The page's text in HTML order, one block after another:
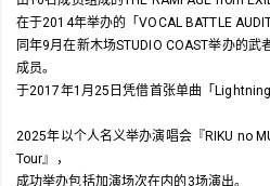
在于2014年举办的「VOCAL BATTLE
同年9月在新木场STUDIO COAST举办的
成员。
于2017年1月25日凭借首张单曲「Lightning
2025年以个人名义举办演唱会『RIKU no
Tour』，
成功举办包括加演场次在内的3场演出。